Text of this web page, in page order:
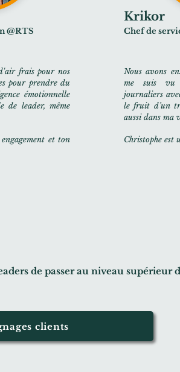
@RTS
frais pour nos
pour prendre du
émotionnelle
de leader, même
et ton
Krikor
Chef de
Nous avons
me suis vu
journaliers
le fruit d’un
aussi dans ma
Christophe est
de passer au niveau supérieur
clients